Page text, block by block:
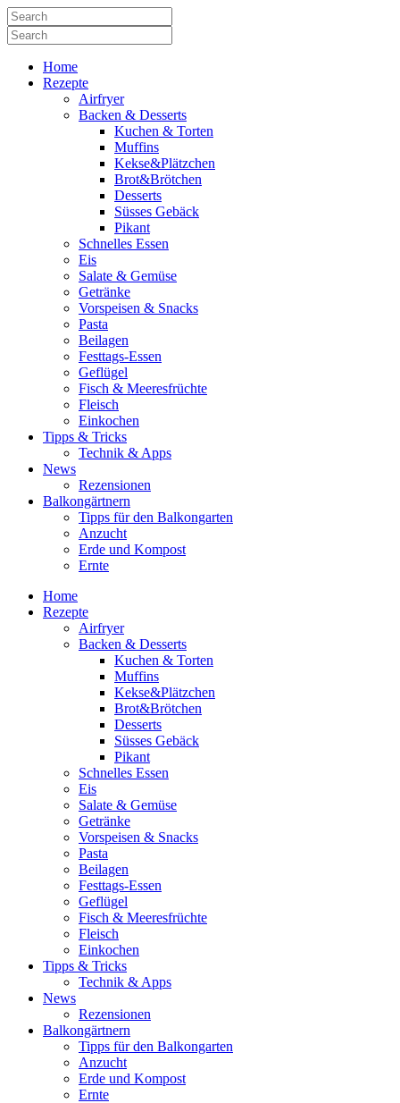
Home
Rezepte
Airfryer
Backen & Desserts
Kuchen & Torten
Muffins
Kekse&Plätzchen
Brot&Brötchen
Desserts
Süsses Gebäck
Pikant
Schnelles Essen
Eis
Salate & Gemüse
Getränke
Vorspeisen & Snacks
Pasta
Beilagen
Festtags-Essen
Geflügel
Fisch & Meeresfrüchte
Fleisch
Einkochen
Tipps & Tricks
Technik & Apps
News
Rezensionen
Balkongärtnern
Tipps für den Balkongarten
Anzucht
Erde und Kompost
Ernte
Home
Rezepte
Airfryer
Backen & Desserts
Kuchen & Torten
Muffins
Kekse&Plätzchen
Brot&Brötchen
Desserts
Süsses Gebäck
Pikant
Schnelles Essen
Eis
Salate & Gemüse
Getränke
Vorspeisen & Snacks
Pasta
Beilagen
Festtags-Essen
Geflügel
Fisch & Meeresfrüchte
Fleisch
Einkochen
Tipps & Tricks
Technik & Apps
News
Rezensionen
Balkongärtnern
Tipps für den Balkongarten
Anzucht
Erde und Kompost
Ernte